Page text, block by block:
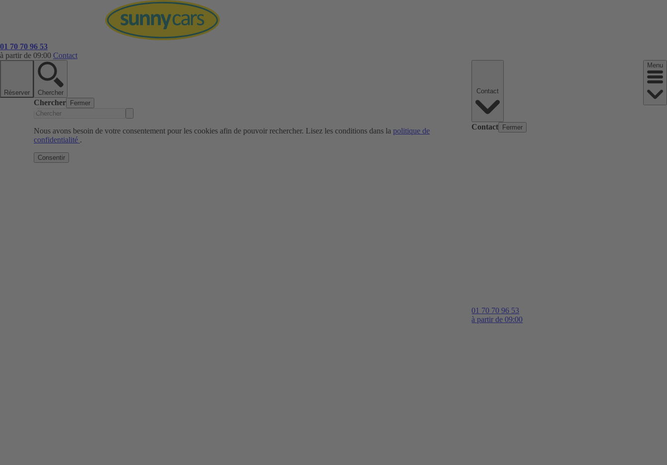
01 70 70 96 53
à partir de 09:00 Contact
Réserver Chercher
Chercher Fermer
Nous avons besoin de votre consentement pour les cookies afin de pouvoir rechercher. Lisez les conditions dans la politique de
confidentialité .
Consentir
Contact Fermer
01 70 70 96 53
à partir de 09:00
Menu